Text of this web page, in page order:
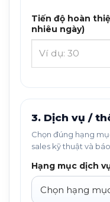
Tiến độ hoàn
nhiêu ngày)
3. Dịch vụ /
Chọn đúng hạng
sales kỹ thuật và
Hạng mục dịch